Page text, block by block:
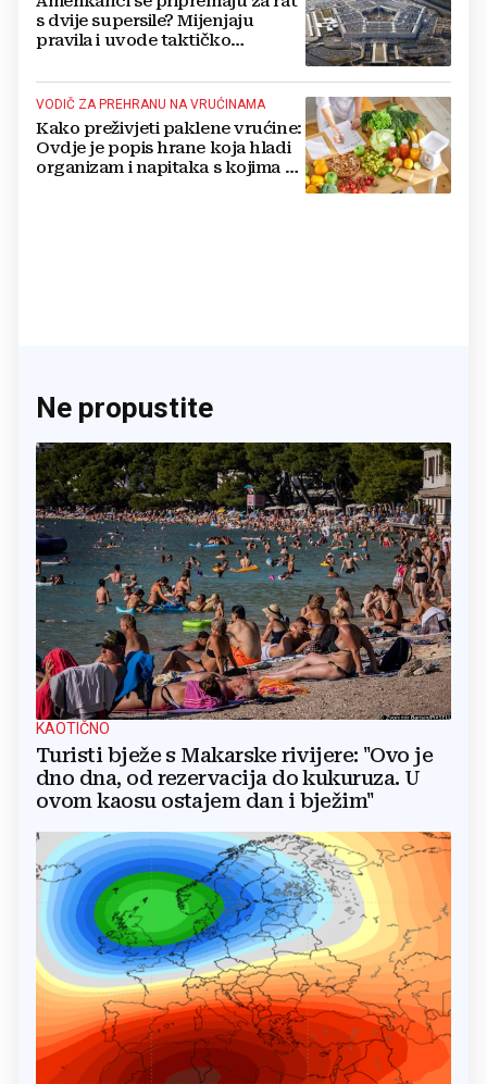
s dvije supersile? Mijenjaju
pravila i uvode taktičko
VODIČ ZA PREHRANU NA VRUĆINAMA
Kako preživjeti paklene vrućine:
Ovdje je popis hrane koja hladi
organizam i napitaka s kojima si
Ne propustite
KAOTIČNO
Turisti bježe s Makarske rivijere: "Ovo je
dno dna, od rezervacija do kukuruza. U
ovom kaosu ostajem dan i bježim"